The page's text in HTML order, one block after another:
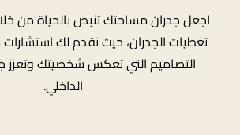
اجعل جدران مساحتك تنبض بالحياة من
تغطيات الجدران، حيث نقدم لك
التصاميم التي تعكس شخصيتك وتعزز
الداخلي.